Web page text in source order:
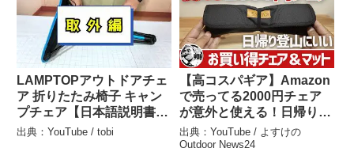
LAMPTOPアウトドアチェ
ア 折りたたみ椅子 キャン
プチェア【日本語説明書
付・コツ要り】
出典：YouTube / tobi
【高コスパギア】Amazon
で売ってる2000円チェア
が意外と使える！日帰り登
山＆低山ハイクに便利なお
買い得チェア＆マット5選
出典：YouTube / よすけの
Outdoor News24